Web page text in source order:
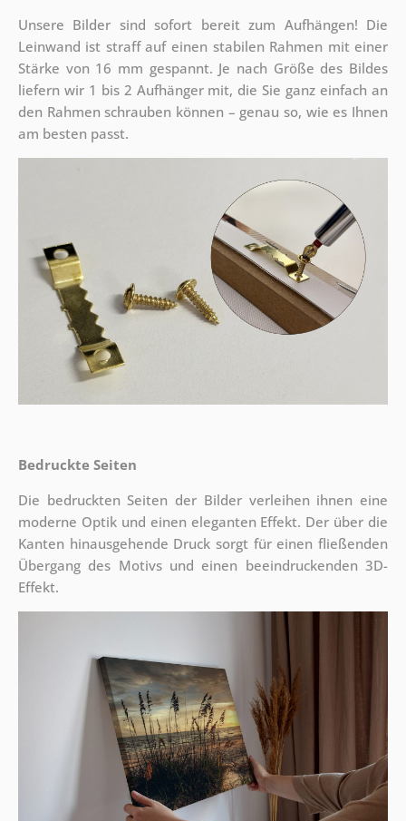
Unsere Bilder sind sofort bereit zum Aufhängen! Die
Leinwand ist straff auf einen stabilen Rahmen mit einer
Stärke von 16 mm gespannt. Je nach Größe des Bildes
liefern wir 1 bis 2 Aufhänger mit, die Sie ganz einfach an
den Rahmen schrauben können – genau so, wie es Ihnen
am besten passt.
Bedruckte Seiten
Die bedruckten Seiten der Bilder verleihen ihnen eine
moderne Optik und einen eleganten Effekt. Der über die
Kanten hinausgehende Druck sorgt für einen fließenden
Übergang des Motivs und einen beeindruckenden 3D-
Effekt.